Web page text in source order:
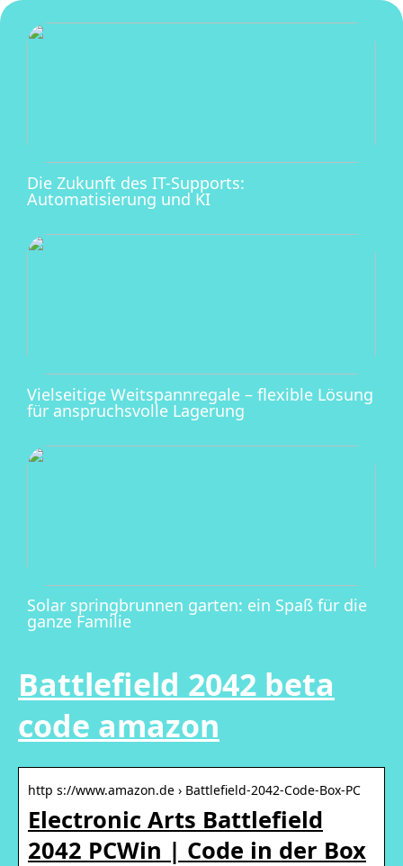
Die Zukunft des IT-Supports:
Automatisierung und KI
Vielseitige Weitspannregale – flexible Lösung
für anspruchsvolle Lagerung
Solar springbrunnen garten: ein Spaß für die
ganze Familie
Battlefield 2042 beta
code amazon
http s://www.amazon.de › Battlefield-2042-Code-Box-PC
Electronic Arts Battlefield
2042 PCWin | Code in der Box